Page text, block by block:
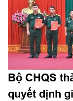
Bộ CHQS
quyết định